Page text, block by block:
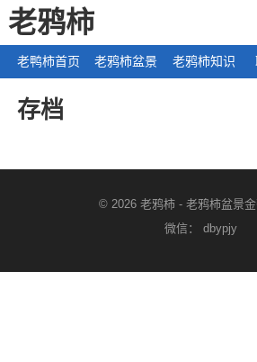
老鸦柿
老鸭柿首页 老鸦柿盆景 老鸦柿知识
存档
© 2026老鸦柿 -老鸦柿盆景
微信： dbypjy